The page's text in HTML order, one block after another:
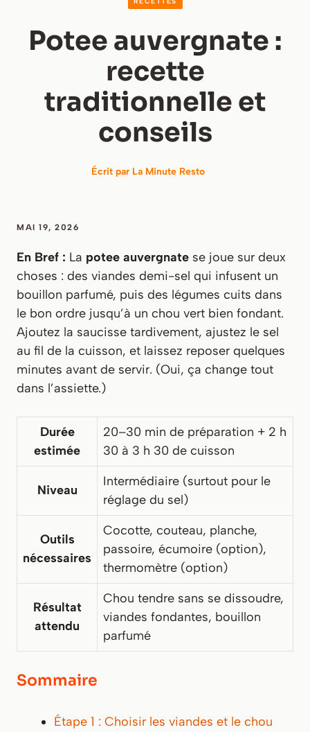
Potee auvergnate :
recette
traditionnelle et
conseils
Écrit par La Minute Resto
MAI 19, 2026
En Bref : La potee auvergnate se joue sur deux
choses : des viandes demi-sel qui infusent un
bouillon parfumé, puis des légumes cuits dans
le bon ordre jusqu’à un chou vert bien fondant.
Ajoutez la saucisse tardivement, ajustez le sel
au fil de la cuisson, et laissez reposer quelques
minutes avant de servir. (Oui, ça change tout
dans l’assiette.)
Durée
estimée
20–30 min de préparation + 2 h
30 à 3 h 30 de cuisson
Niveau
Intermédiaire (surtout pour le
réglage du sel)
Outils
nécessaires
Cocotte, couteau, planche,
passoire, écumoire (option),
thermomètre (option)
Résultat
attendu
Chou tendre sans se dissoudre,
viandes fondantes, bouillon
parfumé
Sommaire
Étape 1 : Choisir les viandes et le chou